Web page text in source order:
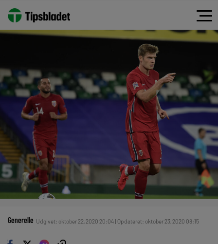
Generelle Udgivet: oktober 22, 2020 20:04 | Opdateret: oktober 23, 2020 08:15